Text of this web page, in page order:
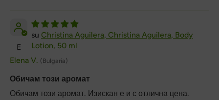
E
Christina Aguilera, Christina Aguilera, Body
Lotion, 50 ml
Elena V. (Bulgaria)
Обичам този аромат
Обичам този аромат. Изискан е и с отлична цена.